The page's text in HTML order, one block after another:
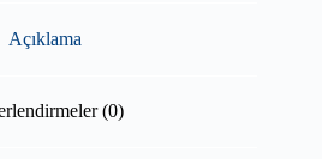
Açıklama
(0)